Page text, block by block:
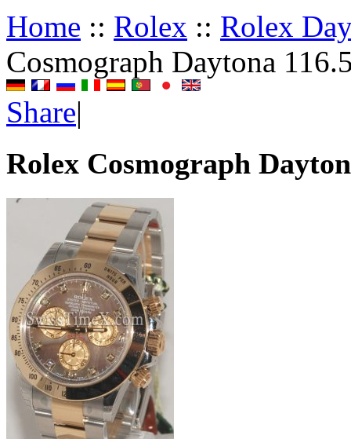
Home :: Rolex :: Rolex
Cosmograph Daytona
Share|
Rolex Cosmograph